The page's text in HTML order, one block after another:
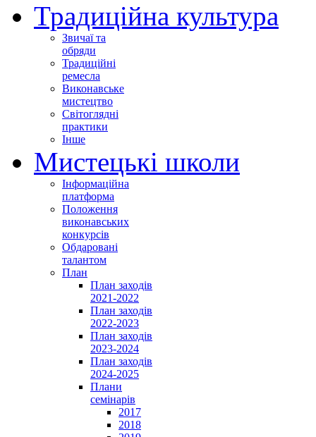
Традиційна культура
Звичаї та
обряди
Традиційні
ремесла
Виконавське
мистецтво
Світоглядні
практики
Інше
Мистецькі школи
Інформаційна
платформа
Положення
виконавських
конкурсів
Обдаровані
талантом
План
План заходів
2021-2022
План заходів
2022-2023
План заходів
2023-2024
План заходів
2024-2025
Плани
семінарів
2017
2018